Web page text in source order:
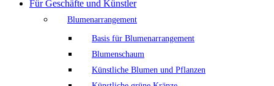
Für Geschäfte und Künstler
Blumenarrangement
Basis für Blumenarrangement
Blumenschaum
Künstliche Blumen und Pflanzen